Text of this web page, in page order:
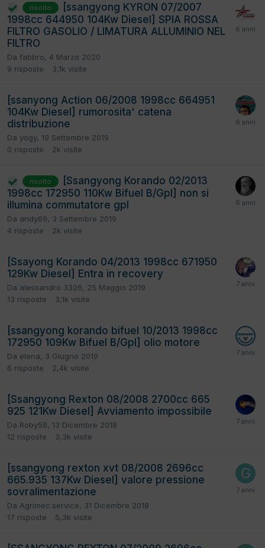
risolto
[ssangyong KYRON 07/2007
1998cc 644950 104Kw Diesel] SPIA ROSSA
FILTRO GASOLIO / LIMATURA ALLUMINIO NEL
FILTRO
Da fabbro, 4 Marzo 2020
9 risposte 3,1k visite
[ssanyong Action 06/2008 1998cc 664951
104Kw Diesel] rumorosita' catena
distribuzione
Da yogy, 19 Settembre 2019
0 risposte 2k visite
risolto
[Ssangyong Korando 02/2013
1998cc 172950 110Kw Bifuel B/Gpl] non si
illumina commutatore gpl
Da andy69, 3 Settembre 2019
4 risposte 2k visite
[Ssayong Korando 04/2013 1998cc 671950
129Kw Diesel] Entra in recovery
Da alessandro 3326, 25 Maggio 2019
13 risposte 3,1k visite
[ssangyong korando bifuel 10/2013 1998cc
172950 109Kw Bifuel B/Gpl] olio motore
Da elena, 3 Giugno 2019
6 risposte 2,4k visite
[Ssangyong Rexton 08/2008 2700cc 665
925 121Kw Diesel] Avviamento impossibile
Da Roby58, 13 Dicembre 2018
12 risposte 3,3k visite
[ssangyong rexton xvt 08/2008 2696cc
665.935 137Kw Diesel] valore pressione
sovralimentazione
Da Agrimec.service, 31 Dicembre 2018
17 risposte 5,3k visite